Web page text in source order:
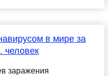
в мире за
человек
заражения